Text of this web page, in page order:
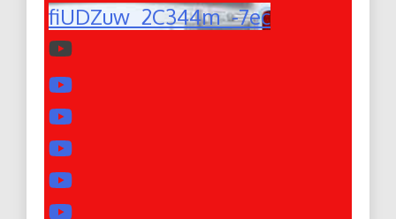
fiUDZuw_2C344m_-7ec